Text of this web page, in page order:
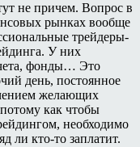
не причем. Вопрос в
рынках вообще
трейдеры-
У них
фонды… Это
день, постоянное
желающих
как чтобы
необходимо
ли кто-то заплатит.